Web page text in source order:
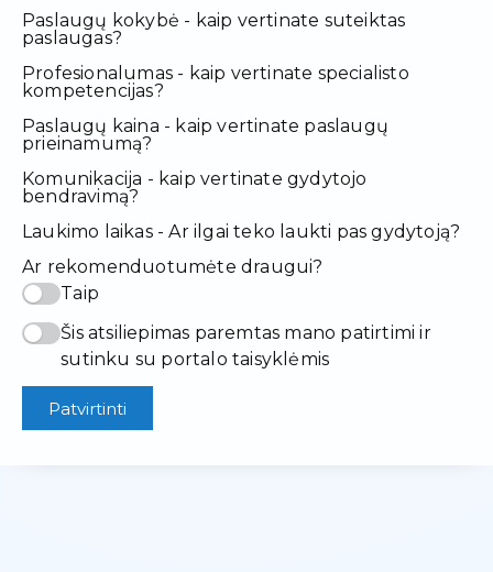
Paslaugų kokybė - kaip vertinate suteiktas
paslaugas?
Profesionalumas - kaip vertinate specialisto
kompetencijas?
Paslaugų kaina - kaip vertinate paslaugų
prieinamumą?
Komunikacija - kaip vertinate gydytojo
bendravimą?
Laukimo laikas - Ar ilgai teko laukti pas gydytoją?
Ar rekomenduotumėte draugui?
Taip
Šis atsiliepimas paremtas mano patirtimi ir
sutinku su portalo taisyklėmis
Patvirtinti